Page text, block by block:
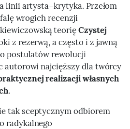
linii artysta–krytyka. Przełom
wrogich recenzji
teorięCzystej
z rezerwą, a często i z jawną
postulatów rewolucji
autorowi najcięższy dla twórcy
realizacji własnych
.
tak sceptycznym odbiorem
radykalnego